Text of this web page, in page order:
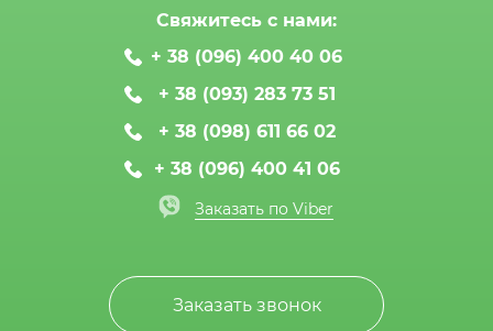
Свяжитесь с нами:
+ 38 (096) 400 40 06
+ 38 (093) 283 73 51
+ 38 (098) 611 66 02
+ 38 (096) 400 41 06
Заказать по Viber
Заказать звонок